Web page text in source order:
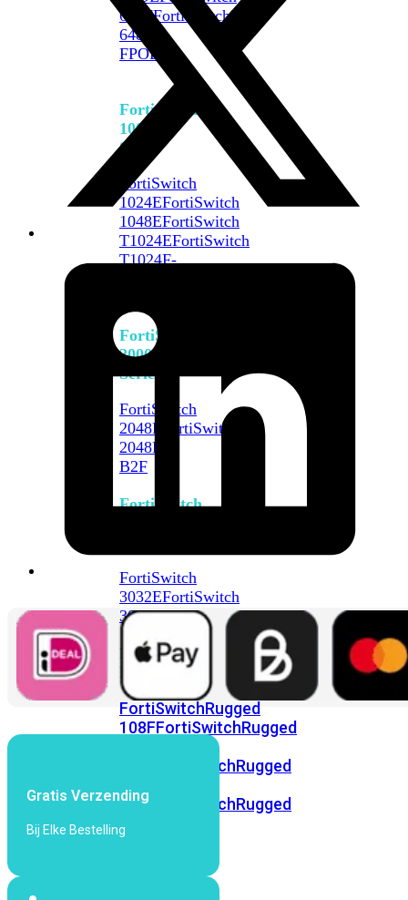
648FFortiSwitch
648F-
FPOE
FortiSwitch
1000
Series
FortiSwitch
1024EFortiSwitch
1048EFortiSwitch
T1024EFortiSwitch
T1024F-
FortiSwitch
2000
Series
FortiSwitch
2048F
FortiSwitch
2048F-
B2F
FortiSwitch
FortiSwitch
3032EFortiSwitch
3032G
FortiSwitch
Ruggedized
FortiSwitchRugged
108FFortiSwitchRugged
FortiSwitchRugged
POE FortiSwitchRugged
424F-
POE
Gratis Verzending
Bij Elke Bestelling